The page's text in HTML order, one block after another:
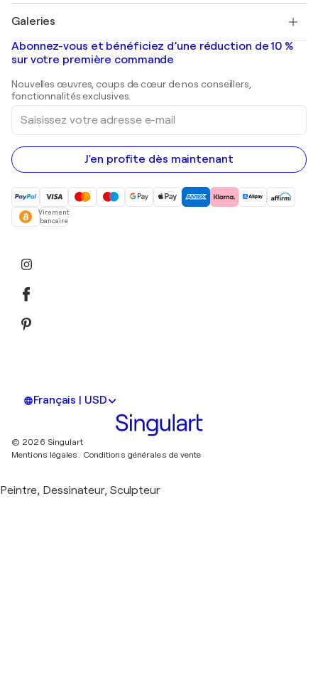
Banksy
Mr. Brainwash
Shepard Fairey
Tableaux abstraits à vendre
Peintures de paysage
Estampes
Peintures acryliques
Galeries
Galeries d'art en France
Galeries d'art en Belgique
Abonnez-vous et bénéficiez d’une réduction de 10 %
sur votre première commande
Nouvelles œuvres, coups de cœur de nos conseillers,
fonctionnalités exclusives.
Saisissez
votre
adresse
e-
mail
J'en profite dès maintenant
Virement
bancaire
Français | USD
© 2026 Singulart
Mentions légales. Conditions générales de vente
Peintre, Dessinateur, Sculpteur